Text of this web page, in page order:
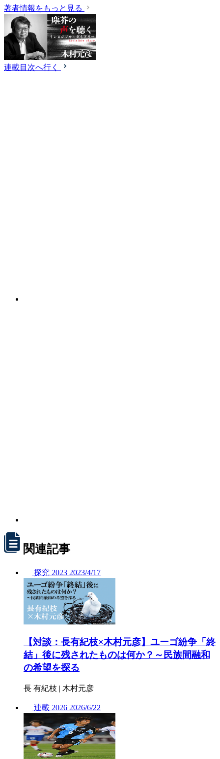
著者情報をもっと見る
連載目次へ行く
関連記事
探究 2023 2023/4/17
【対談：長有紀枝×木村元彦】ユーゴ紛争「終
結」後に残されたものは何か？～民族間融和
の希望を探る
長 有紀枝 | 木村元彦
連載 2026 2026/6/22